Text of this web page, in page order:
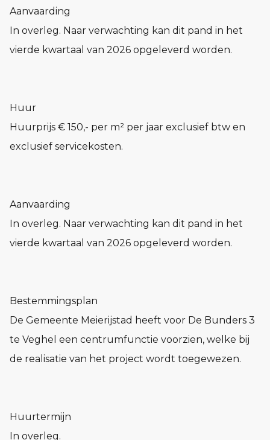
Aanvaarding
In overleg. Naar verwachting kan dit pand in het
vierde kwartaal van 2026 opgeleverd worden.
Huur
Huurprijs € 150,- per m² per jaar exclusief btw en
exclusief servicekosten.
Aanvaarding
In overleg. Naar verwachting kan dit pand in het
vierde kwartaal van 2026 opgeleverd worden.
Bestemmingsplan
De Gemeente Meierijstad heeft voor De Bunders 3
te Veghel een centrumfunctie voorzien, welke bij
de realisatie van het project wordt toegewezen.
Huurtermijn
In overleg.